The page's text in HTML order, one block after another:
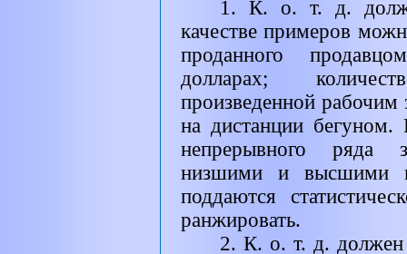
1. К. о. т. д.
качестве примеров
проданного
долларах;
произведенной рабочим
на дистанции
непрерывного ряда
низшими и высшими
поддаются
ранжировать.
2. К. о. т. д. должен